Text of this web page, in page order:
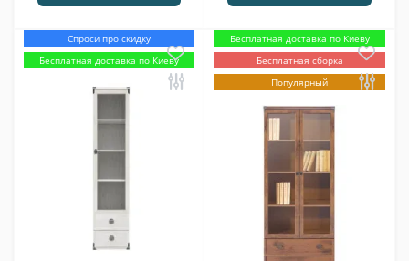
Спроси про скидку
Бесплатная доставка по Киеву
Бесплатная доставка по Киеву
Бесплатная сборка
Популярный